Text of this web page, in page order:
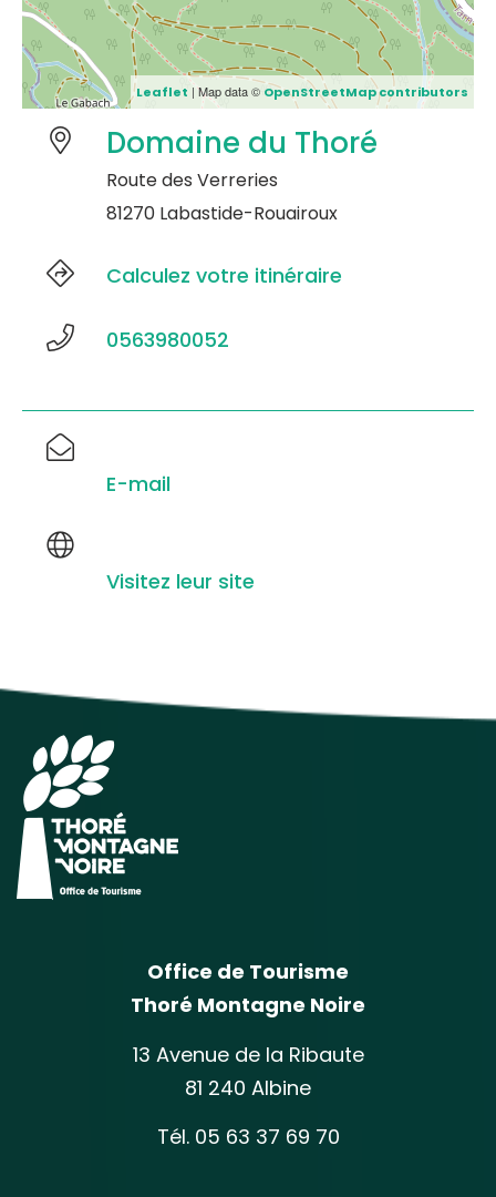
Leaflet | Map data © OpenStreetMap contributors
Domaine du Thoré
Route des Verreries
81270 Labastide-Rouairoux
Calculez votre itinéraire
0563980052
E-mail
Visitez leur site
Office de Tourisme
Thoré Montagne Noire
13 Avenue de la Ribaute
81 240 Albine
Tél. 05 63 37 69 70